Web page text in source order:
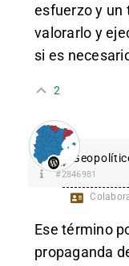
esfuerzo y un
valorarlo y
si es
2
#2846981
Ese término
propaganda